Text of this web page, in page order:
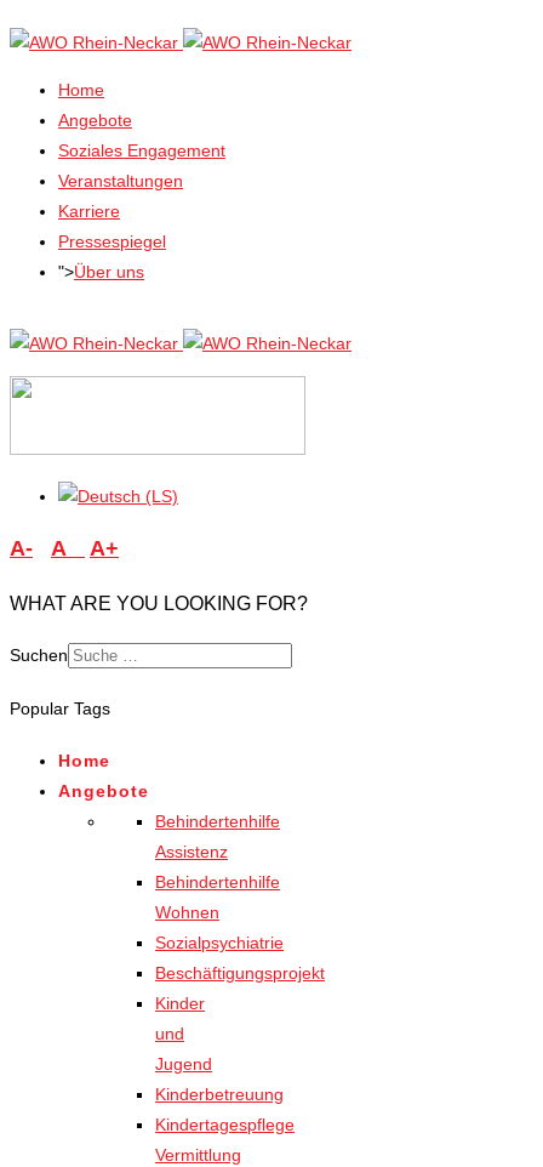
Home
Angebote
Soziales Engagement
Veranstaltungen
Karriere
Pressespiegel
">Über uns
A- A A+
WHAT ARE YOU LOOKING FOR?
Suchen
Popular Tags
Home
Angebote
Behindertenhilfe
Assistenz
Behindertenhilfe
Wohnen
Sozialpsychiatrie
Beschäftigungsprojekt
Kinder
und
Jugend
Kinderbetreuung
Kindertagespflege
Vermittlung